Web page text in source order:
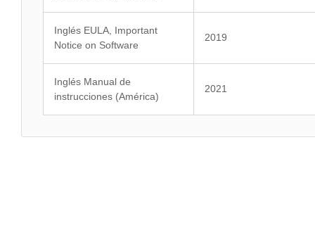
Inglés EULA, Important
Notice on Software
2019
Inglés Manual de
instrucciones (América)
2021